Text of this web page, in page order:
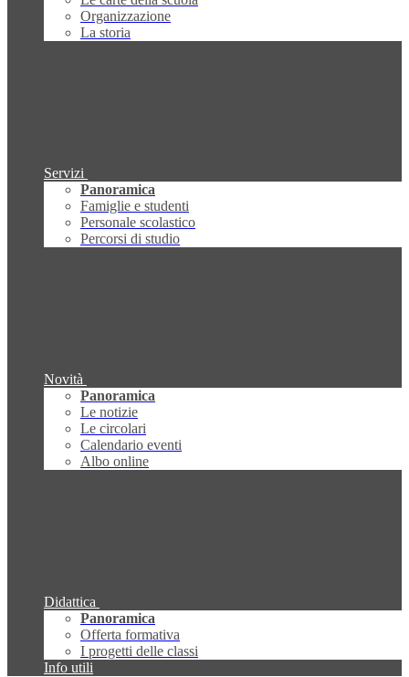
Organizzazione
La storia
Servizi
Panoramica
Famiglie e studenti
Personale scolastico
Percorsi di studio
Novità
Panoramica
Le notizie
Le circolari
Calendario eventi
Albo online
Didattica
Panoramica
Offerta formativa
I progetti delle classi
Info utili